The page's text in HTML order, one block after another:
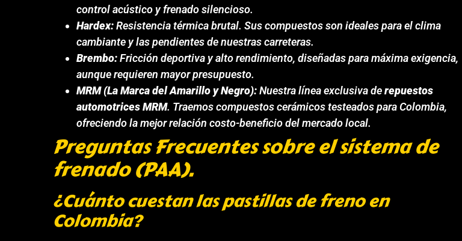
control acústico y frenado silencioso.
Hardex:Resistencia térmica brutal. Sus compuestos son ideales para el clima
cambiante y las pendientes de nuestras carreteras.
Brembo:Fricción deportiva y alto rendimiento, diseñadas para máxima exigencia,
aunque requieren mayor presupuesto.
MRM (La Marca del Amarillo y Negro):Nuestra línea exclusiva derepuestos
automotrices MRM. Traemos compuestos cerámicos testeados para Colombia,
ofreciendo la mejor relación costo-beneficio del mercado local.
Preguntas Frecuentes sobre el sistema de
frenado (PAA).
¿Cuánto cuestan las pastillas de freno en
Colombia?